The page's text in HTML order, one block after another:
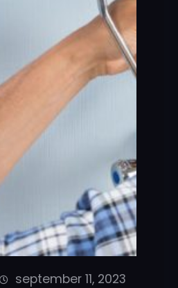
september 11, 2023